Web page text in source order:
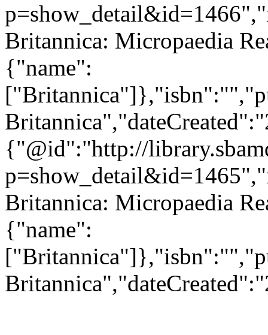
Britannica: Micropaedia
{"name":
{"@id":"http://
Britannica: Micropaedia
{"name":